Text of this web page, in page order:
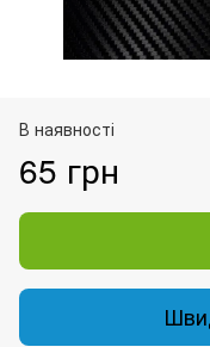
В наявності
65 грн